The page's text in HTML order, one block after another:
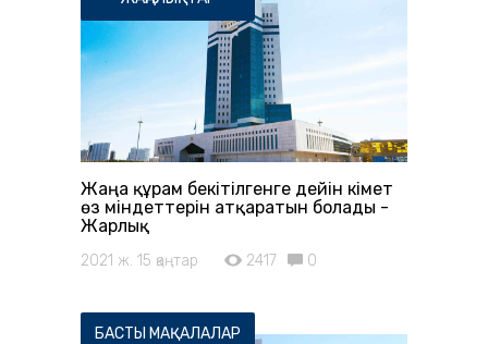
Жаңа құрам бекітілгенге дейін Үкімет
өз міндеттерін атқаратын болады -
Жарлық
2021 ж. 15 қаңтар 2417 0
БАСТЫ МАҚАЛАЛАР